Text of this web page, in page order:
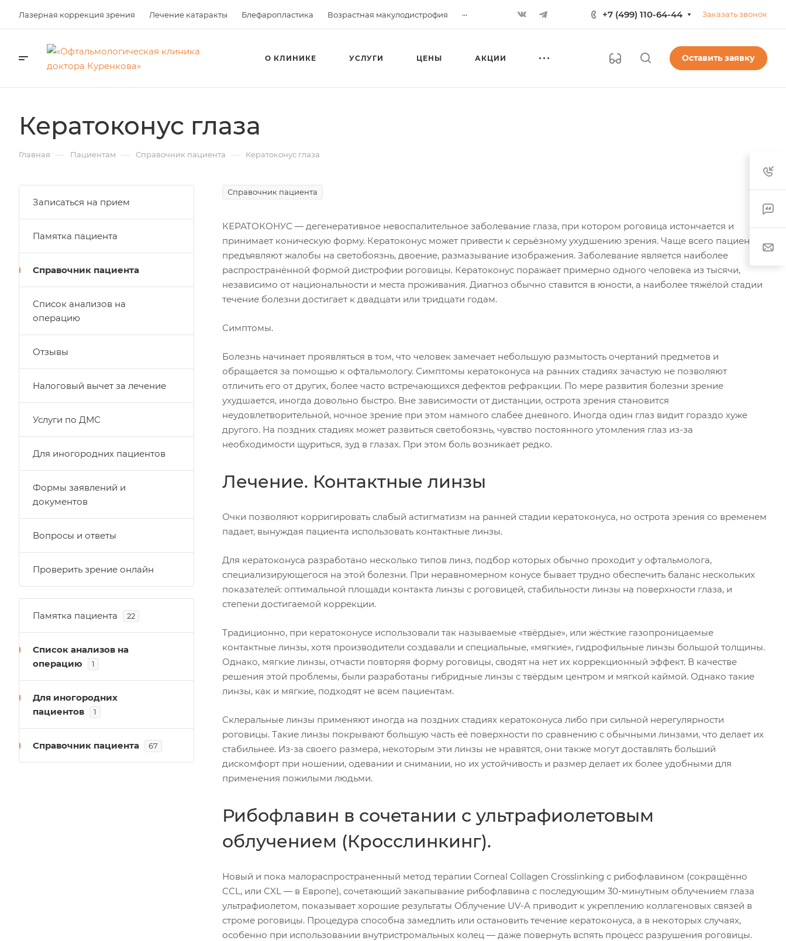
Лазерная коррекция зрения Лечение катаракты Блефаропластика Возрастная макулодистрофия ... +7 (499) 110-64-44 Заказать звонок
О КЛИНИКЕ УСЛУГИ ЦЕНЫ АКЦИИ Оставить заявку
Кератоконус глаза
Главная — Пациентам — Справочник пациента — Кератоконус глаза
Справочник пациента
КЕРАТОКОНУС — дегенеративное невоспалительное заболевание глаза, при котором роговица истончается и
принимает коническую форму. Кератоконус может привести к серьёзному ухудшению зрения. Чаще всего пациенты
предъявляют жалобы на светобоязнь, двоение, размазывание изображения. Заболевание является наиболее
распространённой формой дистрофии роговицы. Кератоконус поражает примерно одного человека из тысячи,
независимо от национальности и места проживания. Диагноз обычно ставится в юности, а наиболее тяжёлой стадии
течение болезни достигает к двадцати или тридцати годам.
Симптомы.
Болезнь начинает проявляться в том, что человек замечает небольшую размытость очертаний предметов и
обращается за помощью к офтальмологу. Симптомы кератоконуса на ранних стадиях зачастую не позволяют
отличить его от других, более часто встречающихся дефектов рефракции. По мере развития болезни зрение
ухудшается, иногда довольно быстро. Вне зависимости от дистанции, острота зрения становится
неудовлетворительной, ночное зрение при этом намного слабее дневного. Иногда один глаз видит гораздо хуже
другого. На поздних стадиях может развиться светобоязнь, чувство постоянного утомления глаз из-за
необходимости щуриться, зуд в глазах. При этом боль возникает редко.
Лечение. Контактные линзы
Очки позволяют корригировать слабый астигматизм на ранней стадии кератоконуса, но острота зрения со временем
падает, вынуждая пациента использовать контактные линзы.
Для кератоконуса разработано несколько типов линз, подбор которых обычно проходит у офтальмолога,
специализирующегося на этой болезни. При неравномерном конусе бывает трудно обеспечить баланс нескольких
показателей: оптимальной площади контакта линзы с роговицей, стабильности линзы на поверхности глаза, и
степени достигаемой коррекции.
Традиционно, при кератоконусе использовали так называемые «твёрдые», или жёсткие газопроницаемые
контактные линзы, хотя производители создавали и специальные, «мягкие», гидрофильные линзы большой толщины.
Однако, мягкие линзы, отчасти повторяя форму роговицы, сводят на нет их коррекционный эффект. В качестве
решения этой проблемы, были разработаны гибридные линзы с твёрдым центром и мягкой каймой. Однако такие
линзы, как и мягкие, подходят не всем пациентам.
Склеральные линзы применяют иногда на поздних стадиях кератоконуса либо при сильной нерегулярности
роговицы. Такие линзы покрывают большую часть её поверхности по сравнению с обычными линзами, что делает их
стабильнее. Из-за своего размера, некоторым эти линзы не нравятся, они также могут доставлять больший
дискомфорт при ношении, одевании и снимании, но их устойчивость и размер делает их более удобными для
применения пожилыми людьми.
Рибофлавин в сочетании с ультрафиолетовым
облучением (Кросслинкинг).
Новый и пока малораспространенный метод терапии Corneal Collagen Crosslinking c рибофлавином (сокращённо
CCL, или CXL — в Европе), сочетающий закапывание рибофлавина с последующим 30-минутным облучением глаза
ультрафиолетом, показывает хорошие результаты Облучение UV-A приводит к укреплению коллагеновых связей в
строме роговицы. Процедура способна замедлить или остановить течение кератоконуса, а в некоторых случаях,
особенно при использовании внутристромальных колец — даже повернуть вспять процесс разрушения роговицы.
Записаться на прием
Памятка пациента
Справочник пациента
Список анализов на
операцию
Отзывы
Налоговый вычет за лечение
Услуги по ДМС
Для иногородних пациентов
Формы заявлений и
документов
Вопросы и ответы
Проверить зрение онлайн
Памятка пациента 22
Список анализов на
операцию
1
Для иногородних
пациентов
1
Справочник пациента 67